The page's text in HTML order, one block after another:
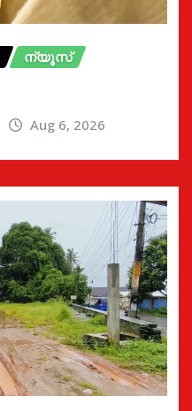
ന്യൂസ്
Aug 6, 2026